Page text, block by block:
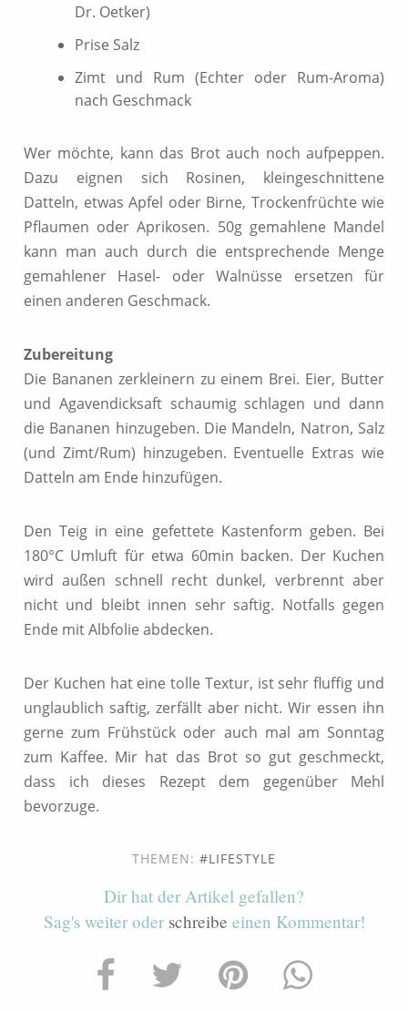
Dr. Oetker)
Prise Salz
Zimt und Rum (Echter oder Rum-Aroma)
nach Geschmack
Wer möchte, kann das Brot auch noch aufpeppen.
Dazu eignen sich Rosinen, kleingeschnittene
Datteln, etwas Apfel oder Birne, Trockenfrüchte wie
Pflaumen oder Aprikosen. 50g gemahlene Mandel
kann man auch durch die entsprechende Menge
gemahlener Hasel- oder Walnüsse ersetzen für
einen anderen Geschmack.
Zubereitung
Die Bananen zerkleinern zu einem Brei. Eier, Butter
und Agavendicksaft schaumig schlagen und dann
die Bananen hinzugeben. Die Mandeln, Natron, Salz
(und Zimt/Rum) hinzugeben. Eventuelle Extras wie
Datteln am Ende hinzufügen.
Den Teig in eine gefettete Kastenform geben. Bei
180°C Umluft für etwa 60min backen. Der Kuchen
wird außen schnell recht dunkel, verbrennt aber
nicht und bleibt innen sehr saftig. Notfalls gegen
Ende mit Albfolie abdecken.
Der Kuchen hat eine tolle Textur, ist sehr fluffig und
unglaublich saftig, zerfällt aber nicht. Wir essen ihn
gerne zum Frühstück oder auch mal am Sonntag
zum Kaffee. Mir hat das Brot so gut geschmeckt,
dass ich dieses Rezept dem gegenüber Mehl
bevorzuge.
THEMEN: LIFESTYLE
Dir hat der Artikel gefallen?
Sag's weiter oder schreibe einen Kommentar!